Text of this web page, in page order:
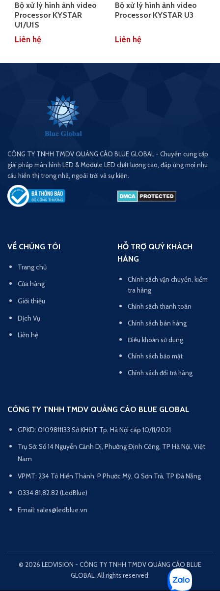
Bộ xử lý hình ảnh video
Processor KYSTAR
U1/U1S
Liên hệ
Bộ xử lý hình ảnh video
Processor KYSTAR U3
Liên hệ
CÔNG TY TNHH TMDV QUẢNG CÁO BLUE GLOBAL - Chuyên cung cấp
giải pháp màn hình LED & Module LED chất lượng cao, đáp ứng mọi nhu
cầu hiển thị trong nhà, ngoài trời và sự kiện.
VỀ CHÚNG TÔI
Trang chủ
Cửa hàng
Giới thiệu
Dịch Vụ
Liên hệ
HỖ TRỢ QUÝ KHÁCH
HÀNG
Chính sách vận chuyển, kiểm
tra hàng
Chính sách thanh toán
Chính sách bán hàng
Điều khoản sử dụng
Chính sách bảo mật
Chính sách đổi trả hàng
CÔNG TY TNHH TMDV QUẢNG CÁO BLUE GLOBAL
GPKD: 0109811133 Sở KHĐT Tp. Hà Nội cấp 10/11/2021
Trụ Sở: Số 14 Nguyễn Cảnh Dị, Phường Định Công, TP Hà Nội, Việt
Nam
VPMT: 234 Tô Hiến Thành. P Phước Mỹ, Q Sơn Trà, TP Đà Nẵng
0334.81.82.82 (LedBlue)
Email: sales@ledblue.vn
© 2026 LEDVISION - CÔNG TY TNHH TMDV QUẢNG CÁO BLUE
GLOBAL. All rights reserved.